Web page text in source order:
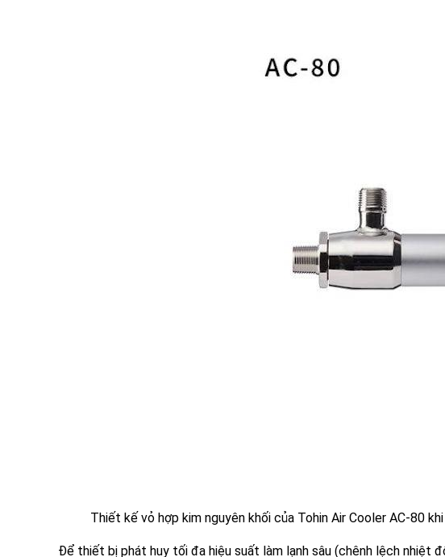
Thiết kế vỏ hợp kim nguyên khối của Tohin Air Cooler AC-80
Để thiết bị phát huy tối đa hiệu suất làm lạnh sâu (chênh lệch nhiệt